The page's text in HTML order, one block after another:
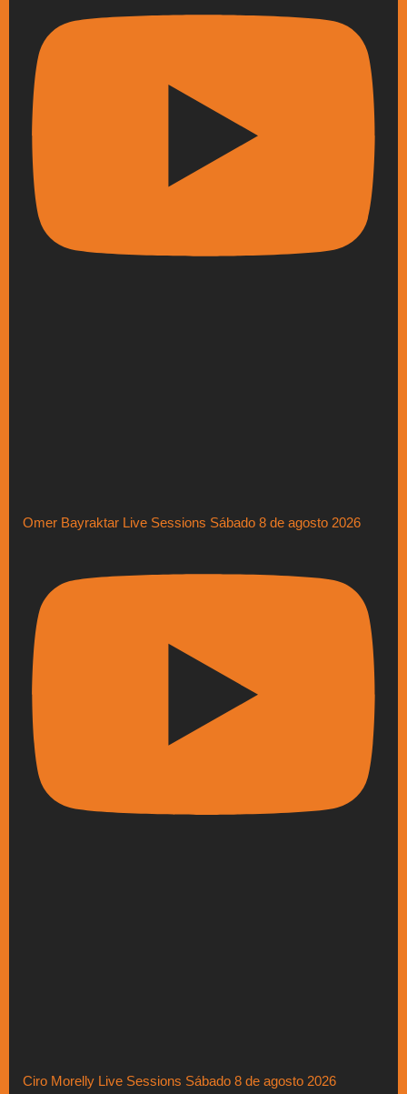
Omer Bayraktar Live Sessions Sábado 8 de agosto 2026
Ciro Morelly Live Sessions Sábado 8 de agosto 2026